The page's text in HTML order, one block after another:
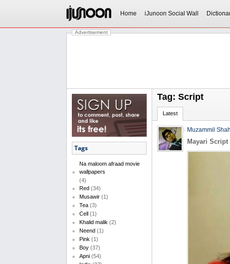
Home iJunoon Social Wall
Advertisement
Tags
Na maloom afraad movie
wallpapers
(4)
Red (34)
Musawir (1)
Tea (3)
Cell (1)
Khalid malik (2)
Neend (1)
Pink (1)
Boy (37)
Apni (54)
Tag: Script
Latest
Muzammil
Mayari